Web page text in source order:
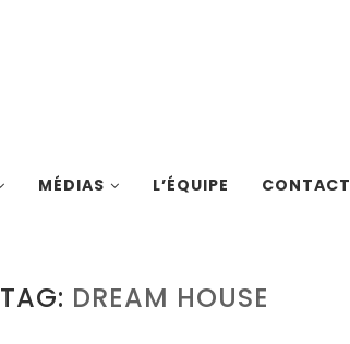
MÉDIAS L’ÉQUIPE CONTACT
TAG: DREAM HOUSE